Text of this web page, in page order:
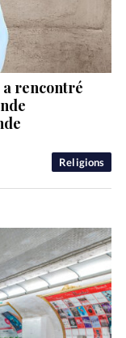
Religions
a rencontré